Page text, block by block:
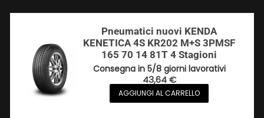
Pneumatici nuovi KENDA
KENETICA 4S KR202 M+S 3PMSF
165 70 14 81T 4 Stagioni
Consegna in 5/8 giorni lavorativi
43,64€
AGGIUNGI AL CARRELLO